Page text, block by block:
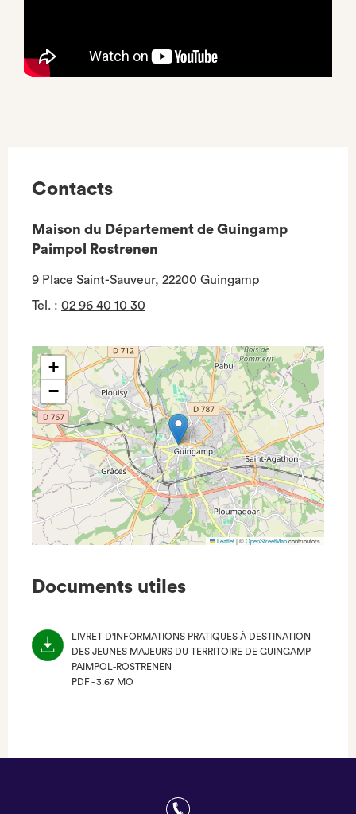
Contacts
Maison du Département de Guingamp
Paimpol Rostrenen
9 Place Saint-Sauveur, 22200 Guingamp
Tel. : 02 96 40 10 30
+
−
Leaflet|©OpenStreetMapcontributors
Documents utiles
LIVRET D'INFORMATIONS PRATIQUES À DESTINATION
DES JEUNES MAJEURS DU TERRITOIRE DE GUINGAMP-
PAIMPOL-ROSTRENEN
PDF - 3.67 MO